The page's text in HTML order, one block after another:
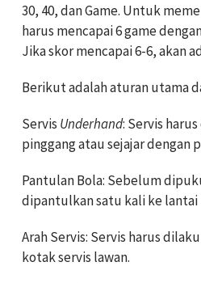
30, 40, dan Game. Untuk
harus mencapai 6 game
Jika skor mencapai 6-6, akan
Berikut adalah aturan utama
Servis Underhand: Servis
pinggang atau sejajar dengan
Pantulan Bola: Sebelum
dipantulkan satu kali ke lantai
Arah Servis: Servis harus
kotak servis lawan.